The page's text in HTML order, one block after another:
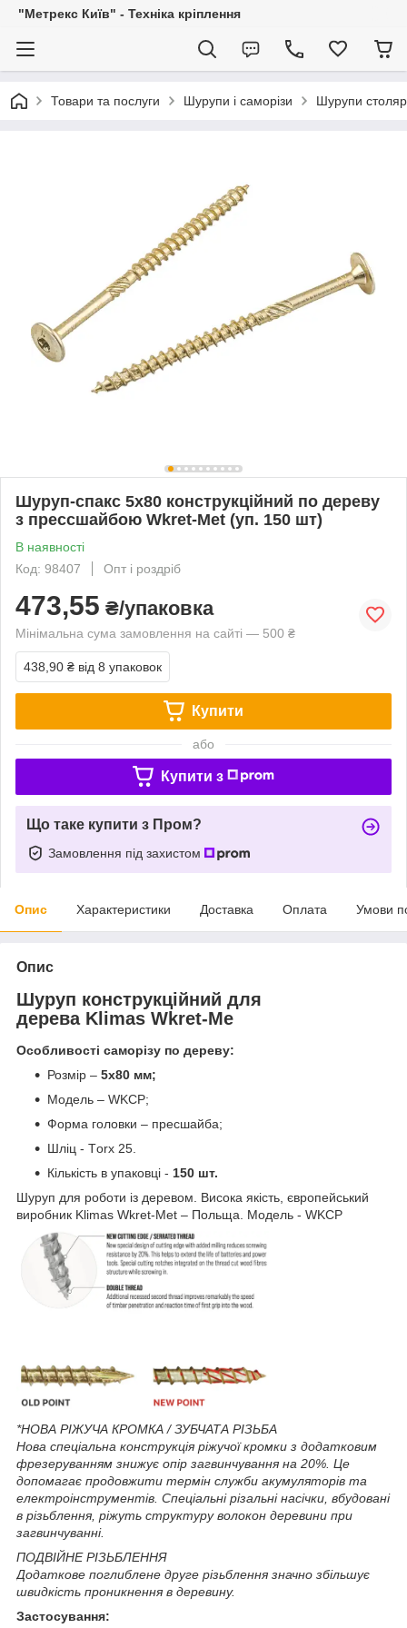
"Метрекс Київ" - Техніка кріплення
Товари та послуги Шурупи і саморізи Шурупи
Шуруп-спакс 5х80 конструкційний по дереву
з прессшайбою Wkret-Met (уп. 150 шт)
В наявності
Код: 98407
Опт і роздріб
473,55 ₴/упаковка
Мінімальна сума замовлення на сайті — 500 ₴
438,90 ₴ від 8 упаковок
Купити
або
Купити з
Що таке купити з Пром?
Замовлення під захистом
Опис Характеристики Доставка Оплата Умови
Опис
Шуруп конструкційний для
дерева Klimas Wkret-Me
Особливості саморізу по дереву:
Розмір – 5х80 мм;
Модель – WKCP;
Форма головки – пресшайба;
Шліц - Тorx 25.
Кількість в упаковці - 150 шт.
Шуруп для роботи із деревом. Висока якість, європейський
виробник Klimas Wkret-Met – Польща. Модель - WKCP
*НОВА РІЖУЧА КРОМКА / ЗУБЧАТА РІЗЬБА
Нова спеціальна конструкція ріжучої кромки з додатковим
фрезеруванням знижує опір загвинчування на 20%. Це
допомагає продовжити термін служби акумуляторів та
електроінструментів. Спеціальні різальні насічки, вбудовані
в різьблення, ріжуть структуру волокон деревини при
загвинчуванні.
ПОДВІЙНЕ РІЗЬБЛЕННЯ
Додаткове поглиблене друге різьблення значно збільшує
швидкість проникнення в деревину.
Застосування: